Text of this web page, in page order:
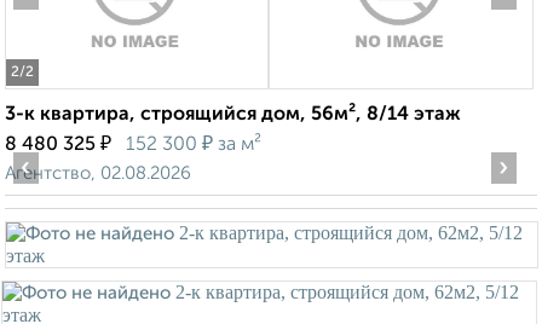
2/2
3-к квартира, строящийся дом, 56м², 8/14 этаж
8 480 325 ₽ 152 300 ₽ за м²
Агентство, 02.08.2026
‹ ›